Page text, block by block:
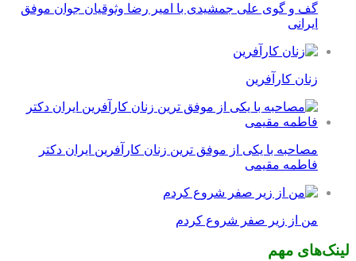
گف و گوی علی جمشیدی با امیر رضا وثوقیان جوان موفق
ایرانی
زنان کارآفرین
مصاحبه با یکی از موفق ترین زنان کارآفرین ایران دکتر
فاطمه مقیمی
من از زیر صفر شروع کردم
لینک‌های مهم